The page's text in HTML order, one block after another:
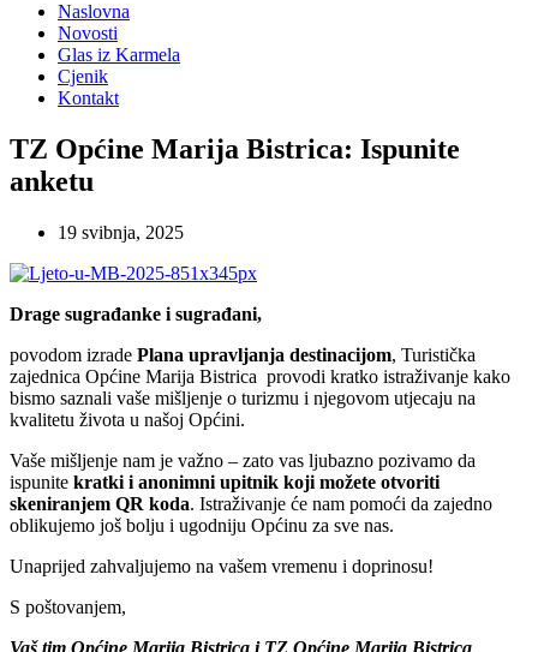
Naslovna
Novosti
Glas iz Karmela
Cjenik
Kontakt
TZ Općine Marija Bistrica: Ispunite
anketu
19 svibnja, 2025
Drage sugrađanke i sugrađani,
povodom izrade Plana upravljanja destinacijom, Turistička
zajednica Općine Marija Bistrica provodi kratko istraživanje kako
bismo saznali vaše mišljenje o turizmu i njegovom utjecaju na
kvalitetu života u našoj Općini.
Vaše mišljenje nam je važno – zato vas ljubazno pozivamo da
ispunite kratki i anonimni upitnik koji možete otvoriti
skeniranjem QR koda. Istraživanje će nam pomoći da zajedno
oblikujemo još bolju i ugodniju Općinu za sve nas.
Unaprijed zahvaljujemo na vašem vremenu i doprinosu!
S poštovanjem,
Vaš tim Općine Marija Bistrica i TZ Općine Marija Bistrica